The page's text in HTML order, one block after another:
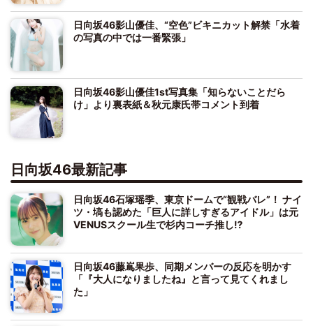
日向坂46影山優佳、“空色”ビキニカット解禁「水着
の写真の中では一番緊張」
日向坂46影山優佳1st写真集「知らないことだら
け」より裏表紙＆秋元康氏帯コメント到着
日向坂46最新記事
日向坂46石塚瑶季、東京ドームで“観戦バレ”！ ナイ
ツ・塙も認めた「巨人に詳しすぎるアイドル」は元
VENUSスクール生で杉内コーチ推し⁉
日向坂46藤嶌果歩、同期メンバーの反応を明かす
「『大人になりましたね』と言って見てくれまし
た」